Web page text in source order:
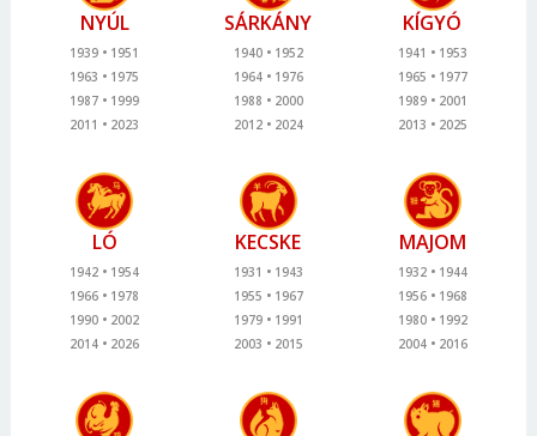
NYÚL
1939
1951
1963
1975
1987
1999
2011
2023
SÁRKÁNY
1940
1952
1964
1976
1988
2000
2012
2024
KÍGYÓ
1941
1953
1965
1977
1989
2001
2013
2025
LÓ
1942
1954
1966
1978
1990
2002
2014
2026
KECSKE
1931
1943
1955
1967
1979
1991
2003
2015
MAJOM
1932
1944
1956
1968
1980
1992
2004
2016